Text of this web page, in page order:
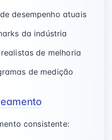
desempenho atuais
da indústria
de melhoria
de medição
consistente: